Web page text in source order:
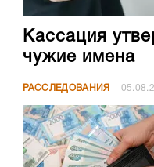
Кассация
чужие имена
РАССЛЕДОВАНИЯ